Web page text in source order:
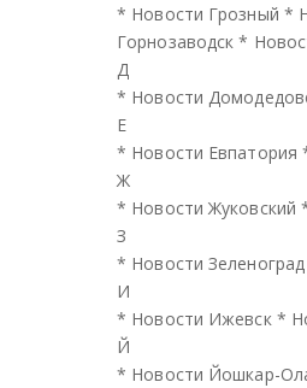
* Новости Грозный *
Горнозаводск *
Д
* Новости
Е
* Новости Евпатория
Ж
* Новости Жуковский
З
* Новости Зеленоград
И
* Новости Ижевск*
Й
* Новости Йошкар-